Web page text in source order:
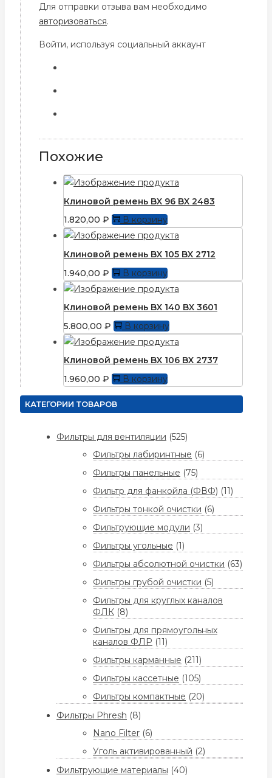
Для отправки отзыва вам необходимо
авторизоваться.
Войти, используя социальный аккаунт
Похожие
Клиновой ремень BX 96 BX 2483
1.820,00 ₽ В корзину
Клиновой ремень BX 105 BX 2712
1.940,00 ₽ В корзину
Клиновой ремень BX 140 BX 3601
5.800,00 ₽ В корзину
Клиновой ремень BX 106 BX 2737
1.960,00 ₽ В корзину
КАТЕГОРИИ ТОВАРОВ
Фильтры для вентиляции (525)
Фильтры лабиринтные (6)
Фильтры панельные (75)
Фильтр для фанкойла (ФВФ) (11)
Фильтры тонкой очистки (6)
Фильтрующие модули (3)
Фильтры угольные (1)
Фильтры абсолютной очистки (63)
Фильтры грубой очистки (5)
Фильтры для круглых каналов
ФЛК (8)
Фильтры для прямоугольных
каналов ФЛР (11)
Фильтры карманные (211)
Фильтры кассетные (105)
Фильтры компактные (20)
Фильтры Phresh (8)
Nano Filter (6)
Уголь активированный (2)
Фильтрующие материалы (40)